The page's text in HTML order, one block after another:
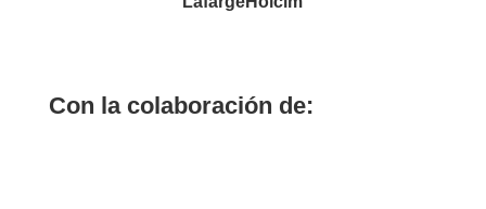
Con la colaboración de: